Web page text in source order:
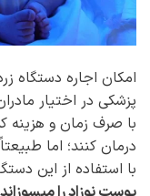
امکان اجاره دستگاه
پزشکی در اختیار
با صرف زمان و هزینه
درمان کنند؛ اما
با استفاده از این